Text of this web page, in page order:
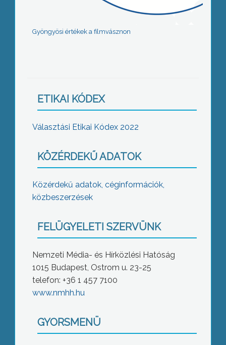
Gyöngyösi értékek a filmvásznon
ETIKAI KÓDEX
Választási Etikai Kódex 2022
KÖZÉRDEKŰ ADATOK
Közérdekű adatok, céginformációk,
közbeszerzések
FELÜGYELETI SZERVÜNK
Nemzeti Média- és Hírközlési Hatóság
1015 Budapest, Ostrom u. 23-25
telefon: +36 1 457 7100
www.nmhh.hu
GYORSMENÜ